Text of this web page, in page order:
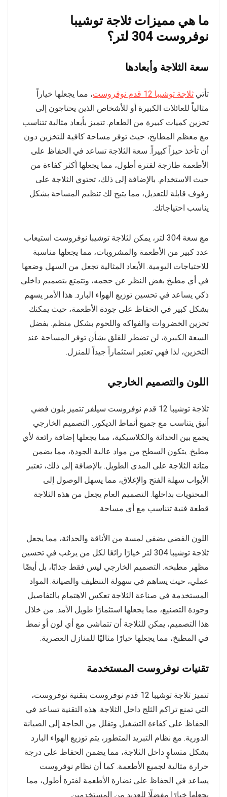
ما هي مميزات ثلاجة توشيبا
نوفروست 304 لتر؟
سعة الثلاجة وأبعادها
تأتي ثلاجة توشيبا 12 قدم نوفروست
، مما يجعلها خياراً
مثالياً للعائلات الكبيرة أو للأشخاص الذين يحتاجون إلى
تخزين كميات كبيرة من الطعام. تتميز بأبعاد مثالية تتناسب
مع معظم المطابخ، حيث توفر مساحة كافية للتخزين دون
أن تأخذ حيزاً كبيراً. سعة الثلاجة تساعد في الحفاظ على
الأطعمة طازجة لفترة أطول، مما يجعلها أكثر كفاءة من
حيث الاستخدام. بالإضافة إلى ذلك، تحتوي الثلاجة على
رفوف قابلة للتعديل، مما يتيح لك تنظيم المساحة بشكل
يناسب احتياجاتك.
مع سعة 304 لتر، يمكن لثلاجة توشيبا نوفروست استيعاب
عدد كبير من الأطعمة والمشروبات، مما يجعلها مناسبة
للاحتياجات اليومية. الأبعاد المثالية تجعل من السهل وضعها
في أي مطبخ بغض النظر عن حجمه، وتتمتع بتصميم داخلي
ذكي يساعد في تحسين توزيع الهواء البارد. هذا الأمر يسهم
بشكل كبير في الحفاظ على جودة الأطعمة، حيث يمكنك
تخزين الخضروات والفواكه واللحوم بشكل منظم. بفضل
السعة الكبيرة، لن تضطر للقلق بشأن توفر المساحة عند
التخزين، لذا فهي تعتبر استثماراً جيداً للمنزل.
اللون والتصميم الخارجي
ثلاجة توشيبا 12 قدم نوفروست سيلفر تتميز بلون فضي
أنيق يتناسب مع جميع أنماط الديكور. التصميم الخارجي
يجمع بين الحداثة والكلاسيكية، مما يجعلها إضافة رائعة لأي
مطبخ. يتكون السطح من مواد عالية الجودة، مما يضمن
متانة الثلاجة على المدى الطويل. بالإضافة إلى ذلك، تعتبر
الأبواب سهلة الفتح والإغلاق، مما يسهل الوصول إلى
المحتويات بداخلها. التصميم العام يجعل من هذه الثلاجة
قطعة فنية تتناسب مع أي مساحة.
اللون الفضي يضفي لمسة من الأناقة والحداثة، مما يجعل
ثلاجة توشيبا 304 لتر خيارًا رائعًا لكل من يرغب في تحسين
مظهر مطبخه. التصميم الخارجي ليس فقط جذابًا، بل أيضًا
عملي، حيث يساهم في سهولة التنظيف والصيانة. المواد
المستخدمة في صناعة الثلاجة تعكس الاهتمام بالتفاصيل
وجودة التصنيع، مما يجعلها استثمارًا طويل الأمد. من خلال
هذا التصميم، يمكن للثلاجة أن تتماشى مع أي لون أو نمط
في المطبخ، مما يجعلها خيارًا مثاليًا للمنازل العصرية.
تقنيات نوفروست المستخدمة
تتميز ثلاجة توشيبا 12 قدم نوفروست بتقنية نوفروست،
التي تمنع تراكم الثلج داخل الثلاجة. هذه التقنية تساعد في
الحفاظ على كفاءة التشغيل وتقلل من الحاجة إلى الصيانة
الدورية. مع نظام التبريد المتطور، يتم توزيع الهواء البارد
بشكل متساوٍ داخل الثلاجة، مما يضمن الحفاظ على درجة
حرارة مثالية لجميع الأطعمة. كما أن نظام نوفروست
يساعد في الحفاظ على نضارة الأطعمة لفترة أطول، مما
يجعلها خيارًا مفضلًا للعديد من المستخدمين.